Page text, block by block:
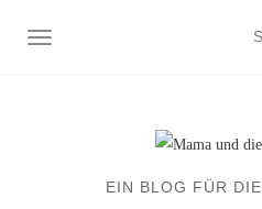
NAVIGATION EIN-/
EIN BLOG FÜR